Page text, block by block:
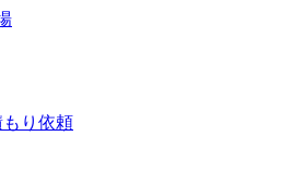
り依頼